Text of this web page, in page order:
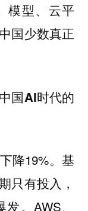
模型、云平
国少数真正
国AI时代的
降19%。基
只有投入，
。AWS、